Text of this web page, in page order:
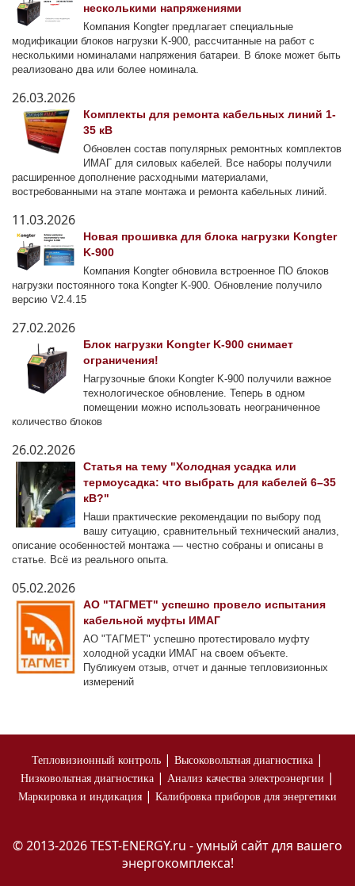
несколькими напряжениями
Компания Kongter предлагает специальные
модификации блоков нагрузки K-900, рассчитанные на работ с
несколькими номиналами напряжения батареи. В блоке может быть
реализовано два или более номинала.
26.03.2026
Комплекты для ремонта кабельных линий 1-
35 кВ
Обновлен состав популярных ремонтных комплектов
ИМАГ для силовых кабелей. Все наборы получили
расширенное дополнение расходными материалами,
востребованными на этапе монтажа и ремонта кабельных линий.
11.03.2026
Новая прошивка для блока нагрузки Kongter
K-900
Компания Kongter обновила встроенное ПО блоков
нагрузки постоянного тока Kongter K-900. Обновление получило
версию V2.4.15
27.02.2026
Блок нагрузки Kongter K-900 снимает
ограничения!
Нагрузочные блоки Kongter K-900 получили важное
технологическое обновление. Теперь в одном
помещении можно использовать неограниченное
количество блоков
26.02.2026
Статья на тему "Холодная усадка или
термоусадка: что выбрать для кабелей 6–35
кВ?"
Наши практические рекомендации по выбору под
вашу ситуацию, сравнительный технический анализ,
описание особенностей монтажа — честно собраны и описаны в
статье. Всё из реального опыта.
05.02.2026
АО "ТАГМЕТ" успешно провело испытания
кабельной муфты ИМАГ
АО "ТАГМЕТ" успешно протестировало муфту
холодной усадки ИМАГ на своем объекте.
Публикуем отзыв, отчет и данные тепловизионных
измерений
Тепловизионный контроль | Высоковольтная диагностика |
Низковольтная диагностика | Анализ качества электроэнергии |
Маркировка и индикация | Калибровка приборов для энергетики
© 2013-2026 TEST-ENERGY.ru - умный сайт для вашего
энергокомплекса!